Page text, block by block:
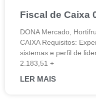
Fiscal de Caixa
DONA Mercado,
CAIXA Requisitos:
sistemas e perfil de
2.183,51 +
LER MAIS